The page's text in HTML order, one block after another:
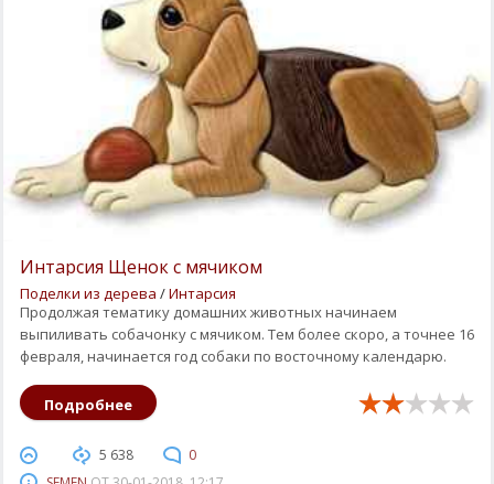
Интарсия Щенок с мячиком
Поделки из дерева /Интарсия
Продолжая тематику домашних животных начинаем
выпиливать собачонку с мячиком. Тем более скоро, а точнее 16
февраля, начинается год собаки по восточному календарю.
Подробнее
5 638
0